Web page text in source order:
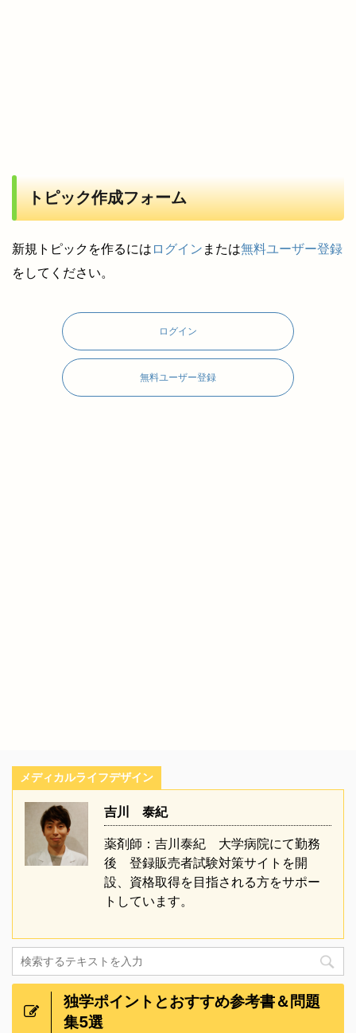
トピック作成フォーム
新規トピックを作るには ログイン または無料ユーザー登録
をしてください。
ログイン
無料ユーザー登録
メディカルライフデザイン
吉川 泰紀
薬剤師：吉川泰紀 大学病院にて勤務
後 登録販売者試験対策サイトを開
設、資格取得を目指される方をサポー
トしています。
独学ポイントとおすすめ参考書＆問題
集5選